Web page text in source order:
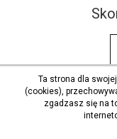
Ta strona dla
(cookies),
zgadzasz się na